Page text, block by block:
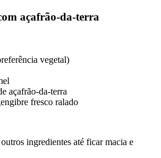
açafrão-da-terra
vegetal)
açafrão-da-terra
fresco ralado
ingredientes até ficar macia e